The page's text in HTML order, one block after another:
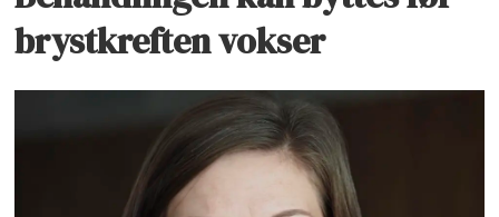
brystkreften vokser